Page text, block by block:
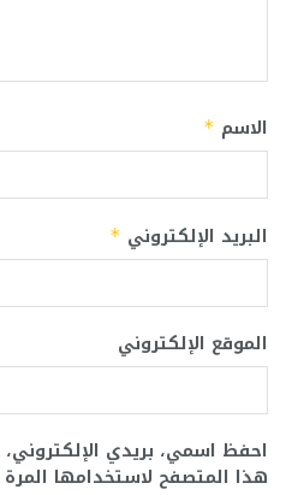
الاسم *
البريد الإلكتروني *
الموقع الإلكتروني
احفظ اسمي، بريدي
هذا المتصفح لاستخدامها